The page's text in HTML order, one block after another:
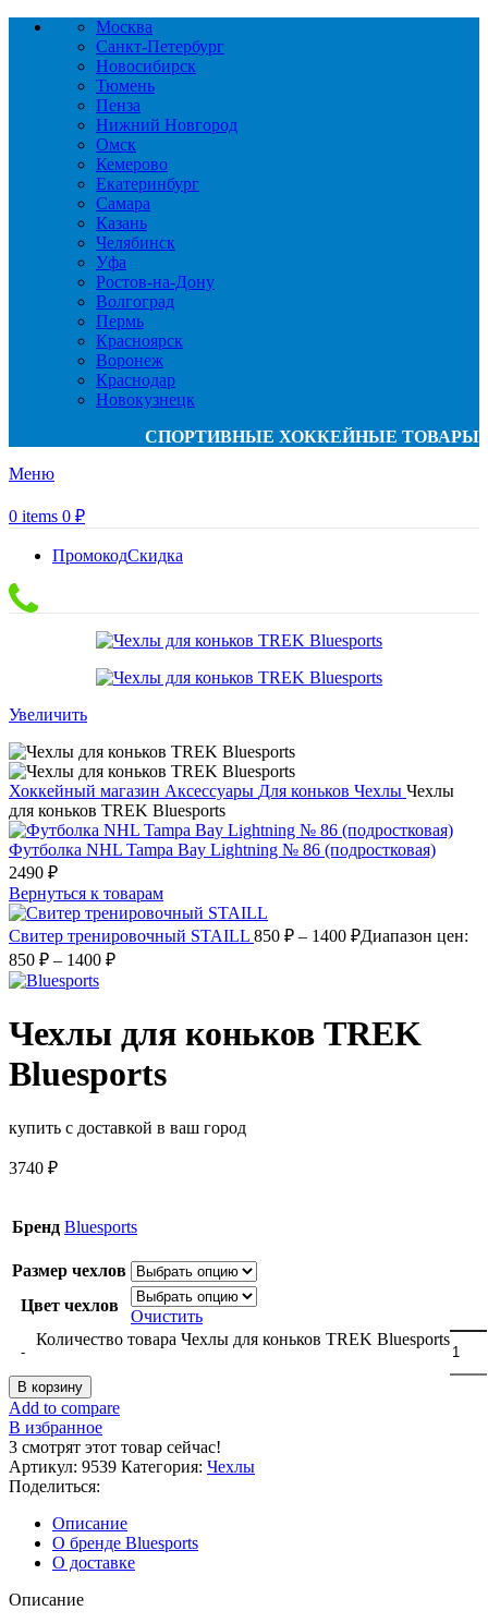
Москва
Санкт-Петербург
Новосибирск
Тюмень
Пенза
Нижний Новгород
Омск
Кемерово
Екатеринбург
Самара
Казань
Челябинск
Уфа
Ростов-на-Дону
Волгоград
Пермь
Красноярск
Воронеж
Краснодар
Новокузнецк
СПОРТИВНЫЕ ХОККЕЙНЫЕ ТОВАРЫ
Меню
0 items 0 ₽
ПромокодСкидка
Увеличить
Хоккейный магазин Аксессуары Для коньков Чехлы Чехлы
для коньков TREK Bluesports
Футболка NHL Tampa Bay Lightning № 86 (подростковая)
2490 ₽
Вернуться к товарам
Свитер тренировочный STAILL 850 ₽ – 1400 ₽Диапазон цен:
850 ₽ – 1400 ₽
Чехлы для коньков TREK
Bluesports
купить с доставкой в ваш город
3740 ₽
Бренд Bluesports
Размер чехлов
Цвет чехлов
Очистить
Количество товара Чехлы для коньков TREK Bluesports
В корзину
Add to compare
В избранное
3 смотрят этот товар сейчас!
Артикул: 9539 Категория: Чехлы
Поделиться:
Описание
О бренде Bluesports
О доставке
Описание